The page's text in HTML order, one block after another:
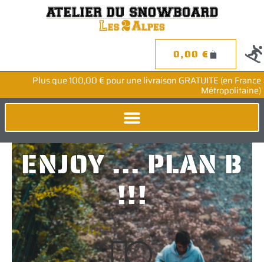
0,00 € 0
PANIER
Plus que100,00€pour une livraison GRATUITE (en France
Métropolitaine)
ENJOY ... PLAN B
!!!